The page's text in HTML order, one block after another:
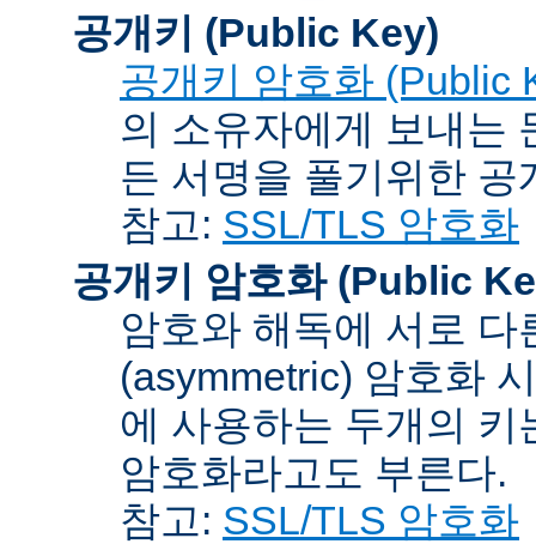
공개키 (Public Key)
공개키 암호화 (Public
의 소유자에게 보내는
든 서명을 풀기위한 공
참고: SSL/TLS 암호화
공개키 암호화 (Public
암호와 해독에 서로
(asymmetric) 암호화
에 사용하는 두개의
암호화라고도 부른다.
참고: SSL/TLS 암호화